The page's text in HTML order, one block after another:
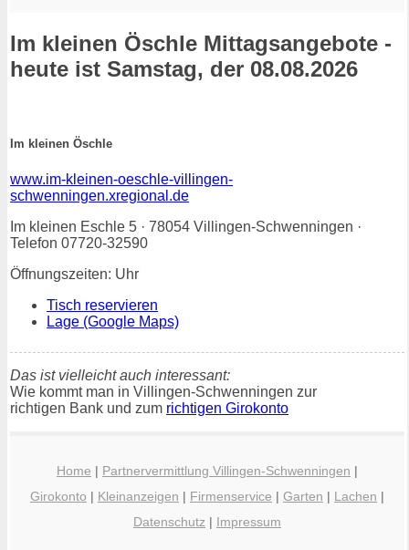
Im kleinen Öschle Mittagsangebote -
heute ist Samstag, der 08.08.2026
Im kleinen Öschle
www.im-kleinen-oeschle-villingen-
schwenningen.xregional.de
Im kleinen Eschle 5 · 78054 Villingen-Schwenningen ·
Telefon 07720-32590
Öffnungszeiten: Uhr
Tisch reservieren
Lage (Google Maps)
Das ist vielleicht auch interessant:
Wie kommt man in Villingen-Schwenningen zur
richtigen Bank und zum richtigen Girokonto
Home | Partnervermittlung Villingen-Schwenningen |
Girokonto | Kleinanzeigen | Firmenservice | Garten | Lachen |
Datenschutz | Impressum